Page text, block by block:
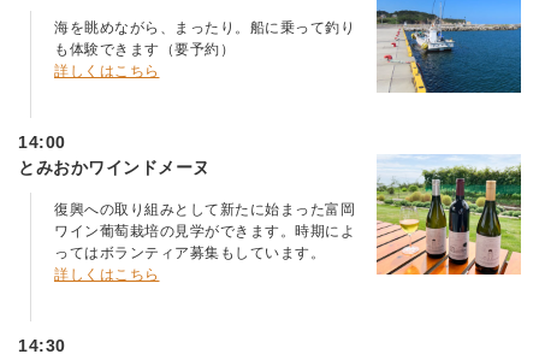
海を眺めながら、まったり。船に乗って釣り
も体験できます（要予約）
詳しくはこちら
14:00
とみおかワインドメーヌ
復興への取り組みとして新たに始まった富岡
ワイン葡萄栽培の見学ができます。時期によ
ってはボランティア募集もしています。
詳しくはこちら
14:30